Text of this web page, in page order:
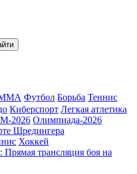
Футбол Борьба Теннис
Киберспорт Легкая атлетика
2026 Олимпиада-2026
Шредингера
Хоккей
трансляция боя на